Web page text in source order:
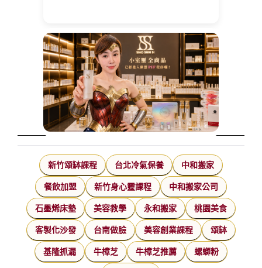
新竹頌缽課程 台北冷氣保養 中和搬家
餐飲加盟 新竹身心靈課程 中和搬家公司
石墨烯床墊 美容教學 永和搬家 桃園美食
客製化沙發 台南做臉 美容創業課程 頌缽
基隆抓漏 牛樟芝 牛樟芝推薦 螺螄粉